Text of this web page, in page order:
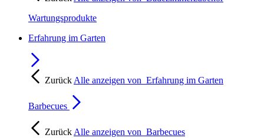
Wartungsprodukte
Erfahrung im Garten
Zurück Alle anzeigen von Erfahrung im Garten
Barbecues
Zurück Alle anzeigen von Barbecues